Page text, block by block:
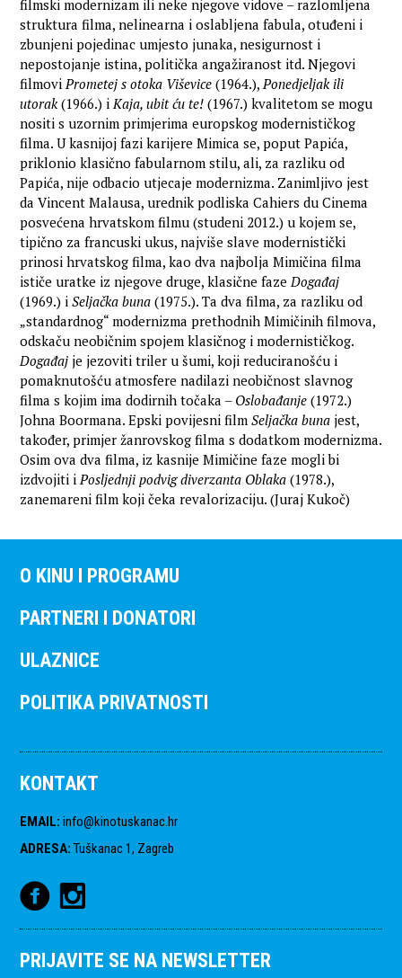
filmski modernizam ili neke njegove vidove – razlomljena
struktura filma, nelinearna i oslabljena fabula, otuđeni i
zbunjeni pojedinac umjesto junaka, nesigurnost i
nepostojanje istina, politička angažiranost itd. Njegovi
filmoviPrometej s otoka Viševice (1964.),Ponedjeljak ili
utorak (1966.) iKaja, ubit ću te! (1967.) kvalitetom se mogu
nositi s uzornim primjerima europskog modernističkog
filma. U kasnijoj fazi karijere Mimica se, poput Papića,
priklonio klasično fabularnom stilu, ali, za razliku od
Papića, nije odbacio utjecaje modernizma. Zanimljivo jest
da Vincent Malausa, urednik podliska Cahiers du Cinema
posvećena hrvatskom filmu (studeni 2012.) u kojem se,
tipično za francuski ukus, najviše slave modernistički
prinosi hrvatskog filma, kao dva najbolja Mimičina filma
ističe uratke iz njegove druge, klasične fazeDogađaj
(1969.) iSeljačka buna (1975.). Ta dva filma, za razliku od
„standardnog“ modernizma prethodnih Mimičinih filmova,
odskaču neobičnim spojem klasičnog i modernističkog.
Događaj je jezoviti triler u šumi, koji reduciranošću i
pomaknutošću atmosfere nadilazi neobičnost slavnog
filma s kojim ima dodirnih točaka – Oslobađanje (1972.)
Johna Boormana. Epski povijesni filmSeljačka buna jest,
također, primjer žanrovskog filma s dodatkom modernizma.
Osim ova dva filma, iz kasnije Mimičine faze mogli bi
izdvojiti iPosljednji podvig diverzanta Oblaka (1978.),
zanemareni film koji čeka revalorizaciju. (Juraj Kukoč)
O KINU I PROGRAMU
PARTNERI I DONATORI
ULAZNICE
POLITIKA PRIVATNOSTI
KONTAKT
EMAIL: info@kinotuskanac.hr
ADRESA: Tuškanac 1, Zagreb
PRIJAVITE SE NA NEWSLETTER